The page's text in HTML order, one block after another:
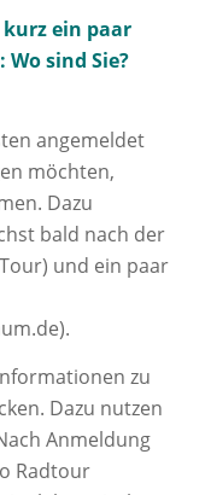
kurz ein paar
sind Sie?
angemeldet
möchten,
Dazu
bald nach der
und ein paar
zu
Dazu nutzen
Anmeldung
Radtour